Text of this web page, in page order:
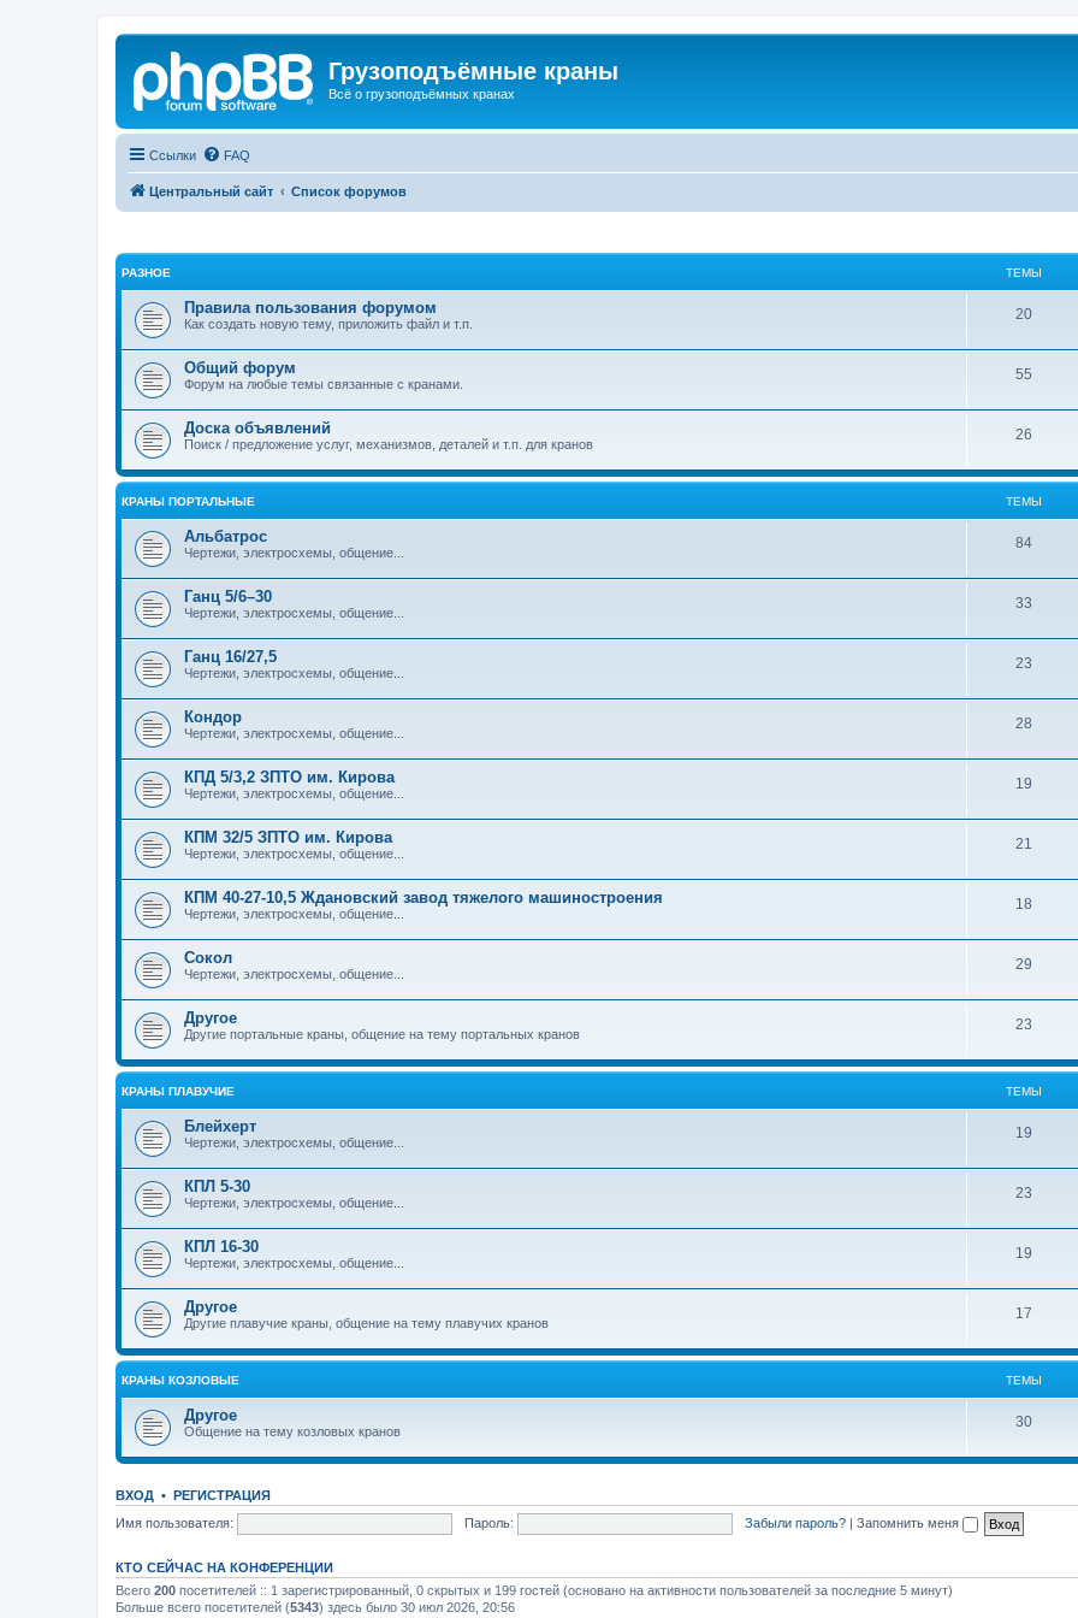
Грузоподъёмные краны
Всё о грузоподъёмных кранах
Ссылки FAQ
Центральный сайт Список форумов
РАЗНОЕ ТЕМЫ
Правила пользования форумом
Как создать новую тему, приложить файл и т.п.
20
Общий форум
Форум на любые темы связанные с кранами.
55
Доска объявлений
Поиск / предложение услуг, механизмов, деталей и т.п. для кранов
26
КРАНЫ ПОРТАЛЬНЫЕ ТЕМЫ
Альбатрос
Чертежи, электросхемы, общение...
84
Ганц 5/6–30
Чертежи, электросхемы, общение...
33
Ганц 16/27,5
Чертежи, электросхемы, общение...
23
Кондор
Чертежи, электросхемы, общение...
28
КПД 5/3,2 ЗПТО им. Кирова
Чертежи, электросхемы, общение...
19
КПМ 32/5 ЗПТО им. Кирова
Чертежи, электросхемы, общение...
21
КПМ 40-27-10,5 Ждановский завод тяжелого машиностроения
Чертежи, электросхемы, общение...
18
Сокол
Чертежи, электросхемы, общение...
29
Другое
Другие портальные краны, общение на тему портальных кранов
23
КРАНЫ ПЛАВУЧИЕ ТЕМЫ
Блейхерт
Чертежи, электросхемы, общение...
19
КПЛ 5-30
Чертежи, электросхемы, общение...
23
КПЛ 16-30
Чертежи, электросхемы, общение...
19
Другое
Другие плавучие краны, общение на тему плавучих кранов
17
КРАНЫ КОЗЛОВЫЕ ТЕМЫ
Другое
Общение на тему козловых кранов
30
ВХОД • РЕГИСТРАЦИЯ
Имя пользователя:
Пароль: Забыли пароль? | Запомнить меня
КТО СЕЙЧАС НА КОНФЕРЕНЦИИ
Всего 200 посетителей :: 1 зарегистрированный, 0 скрытых и 199 гостей (основано на активности пользователей за последние 5 минут)
Больше всего посетителей (5343) здесь было 30 июл 2026, 20:56